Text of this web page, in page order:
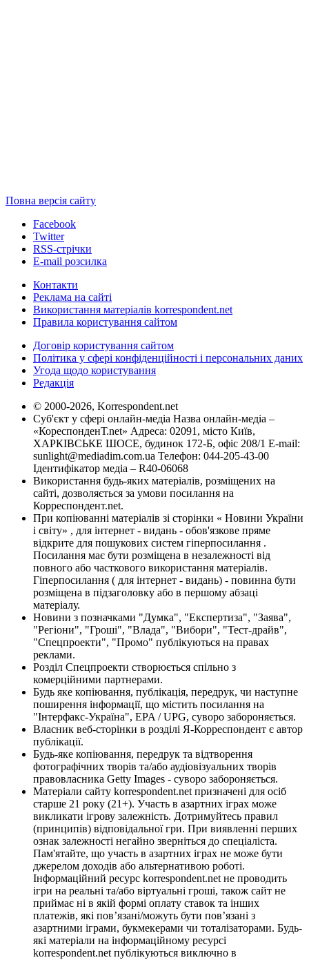
Повна версія сайту
Facebook
Twitter
RSS-стрічки
E-mail розсилка
Контакти
Реклама на сайті
Використання матеріалів korrespondent.net
Правила користування сайтом
Договір користування сайтом
Політика у сфері конфіденційності і персональних даних
Угода щодо користування
Редакція
© 2000-2026, Korrespondent.net
Суб'єкт у сфері онлайн-медіа Назва онлайн-медіа –
«КореспонденТ.net» Адреса: 02091, місто Київ,
ХАРКІВСЬКЕ ШОСЕ, будинок 172-Б, офіс 208/1 E-mail:
sunlight@mediadim.com.ua Телефон: 044-205-43-00
Ідентифікатор медіа – R40-06068
Використання будь-яких матеріалів, розміщених на
сайті, дозволяється за умови посилання на
Корреспондент.net.
При копіюванні матеріалів зі сторінки « Новини України
і світу» , для інтернет - видань - обов'язкове пряме
відкрите для пошукових систем гіперпосилання .
Посилання має бути розміщена в незалежності від
повного або часткового використання матеріалів.
Гіперпосилання ( для інтернет - видань) - повинна бути
розміщена в підзаголовку або в першому абзаці
матеріалу.
Новини з позначками "Думка", "Експертиза", "Заява",
"Регіони", "Гроші", "Влада", "Вибори", "Тест-драйв",
"Спецпроекти", "Промо" публікуються на правах
реклами.
Розділ Спецпроекти створюється спільно з
комерційними партнерами.
Будь яке копіювання, публікація, передрук, чи наступне
поширення інформації, що містить посилання на
"Інтерфакс-Україна", EPA / UPG, суворо забороняється.
Власник веб-сторінки в розділі Я-Корреспондент є автор
публікації.
Будь-яке копіювання, передрук та відтворення
фотографічних творів та/або аудіовізуальних творів
правовласника Getty Images - суворо забороняється.
Матеріали сайту korrespondent.net призначені для осіб
старше 21 року (21+). Участь в азартних іграх може
викликати ігрову залежність. Дотримуйтесь правил
(принципів) відповідальної гри. При виявленні перших
ознак залежності негайно зверніться до спеціаліста.
Пам'ятайте, що участь в азартних іграх не може бути
джерелом доходів або альтернативою роботі.
Інформаційний ресурс korrespondent.net не проводить
ігри на реальні та/або віртуальні гроші, також сайт не
приймає ні в якій формі оплату ставок та інших
платежів, які пов’язані/можуть бути пов’язані з
азартними іграми, букмекерами чи тоталізаторами. Будь-
які матеріали на інформаційному ресурсі
korrespondent.net публікуються виключно в